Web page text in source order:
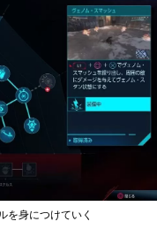
を身につけていく